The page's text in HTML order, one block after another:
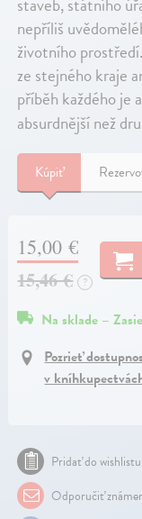
nepříliš
životního
ze stejného kraje
příběh každého je
absurdnější než
Kúpiť
15,00 €
15,46 € ?
Na sklade –
Pozrieť
v
Pridať do wishlistu
Odporučiť